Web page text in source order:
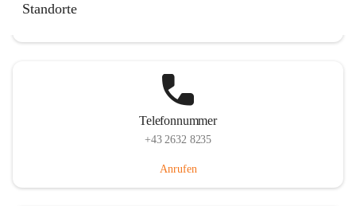
Standorte
Telefonnummer
+43 2632 8235
Anrufen